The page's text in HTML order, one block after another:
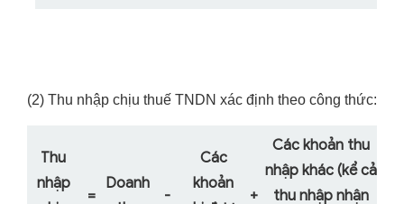
(2) Thu nhập chịu thuế TNDN xác định theo công thức:
Thu
nhập
=
Doanh
-
Các
khoản
+
Các khoản thu
nhập khác (kể cả
thu nhập nhận